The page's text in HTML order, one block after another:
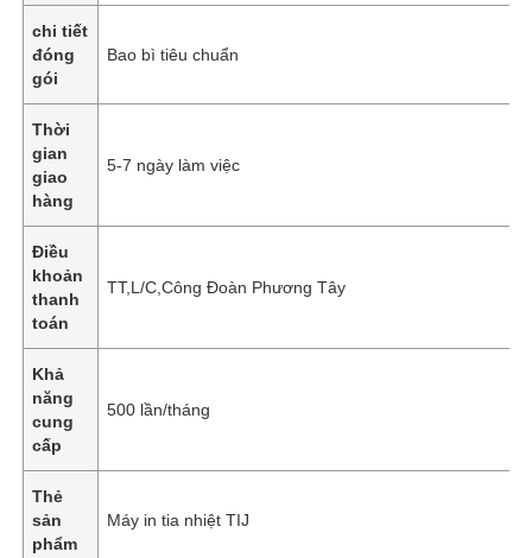
chi tiết
đóng
gói
Bao bì tiêu chuẩn
Thời
gian
giao
hàng
5-7 ngày làm việc
Điều
khoản
thanh
toán
TT,L/C,Công Đoàn Phương Tây
Khả
năng
cung
cấp
500 lần/tháng
Thẻ
sản
phẩm
Máy in tia nhiệt TIJ